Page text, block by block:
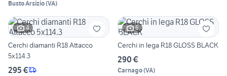
Busto Arsizio(VA)
4
Cerchi diamanti R18 Attacco
5x114.3
295 €
6
Cerchi in lega R18 GLOSS BLACK
290 €
Carnago(VA)